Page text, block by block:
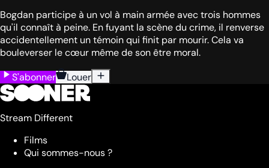
Bogdan participe à un vol à main armée avec trois hommes
qu'il connaît à peine. En fuyant la scène du crime, il renverse
accidentellement un témoin qui finit par mourir. Cela va
bouleverser le cœur même de son être moral.
S'abonner
Louer
Stream Different
Films
Qui sommes-nous ?